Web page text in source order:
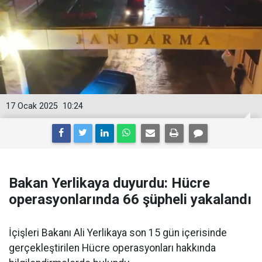
10:24
17 Ocak 2025
Bakan Yerlikaya duyurdu: Hücre
operasyonlarında 66 şüpheli yakalandı
İçişleri Bakanı Ali Yerlikaya son 15 gün içerisinde
gerçekleştirilen Hücre operasyonları hakkında